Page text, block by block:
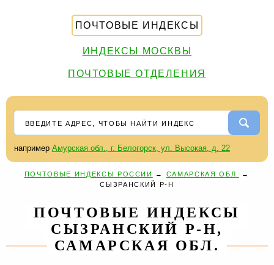
ПОЧТОВЫЕ ИНДЕКСЫ
ИНДЕКСЫ МОСКВЫ
ПОЧТОВЫЕ ОТДЕЛЕНИЯ
например Амурская обл., г. Белогорск, ул. Высокая, д. 22
ПОЧТОВЫЕ ИНДЕКСЫ РОССИИ → САМАРСКАЯ ОБЛ.
→
СЫЗРАНСКИЙ Р-Н
ПОЧТОВЫЕ ИНДЕКСЫ
СЫЗРАНСКИЙ Р-Н,
САМАРСКАЯ ОБЛ.